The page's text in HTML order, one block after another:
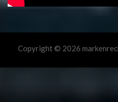
Copyright © 2026